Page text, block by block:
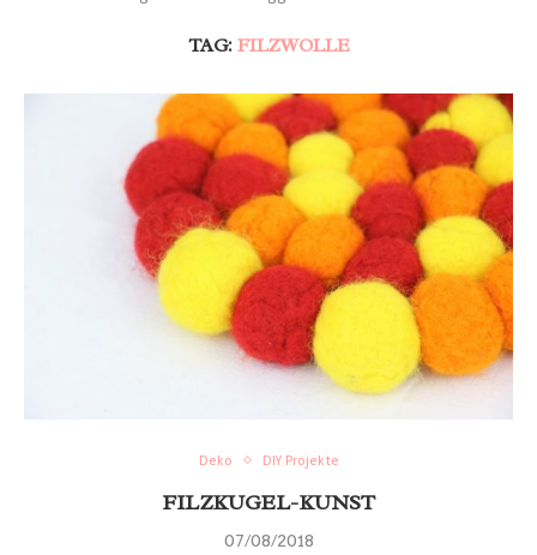
TAG: FILZWOLLE
Deko DIY Projekte
FILZKUGEL-KUNST
07/08/2018